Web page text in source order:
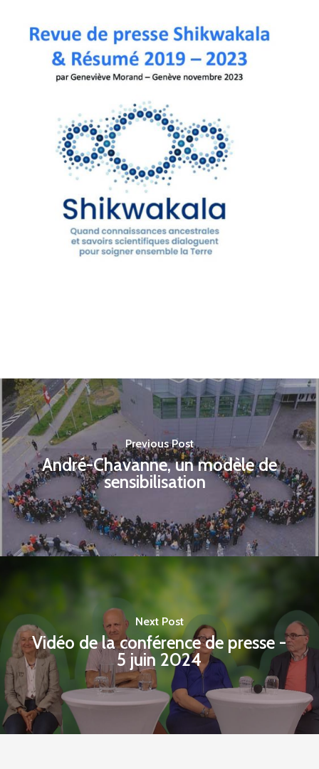
Previous Post
André-Chavanne, un modèle de
sensibilisation
Next Post
Vidéo de la conférence de presse -
5 juin 2024